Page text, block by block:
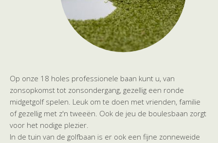
Op onze 18 holes professionele baan kunt u, van
zonsopkomst tot zonsondergang, gezellig een ronde
midgetgolf spelen. Leuk om te doen met vrienden, familie
of gezellig met z'n tweeën. Ook de jeu de boulesbaan zorgt
voor het nodige plezier.
In de tuin van de golfbaan is er ook een fijne zonneweide